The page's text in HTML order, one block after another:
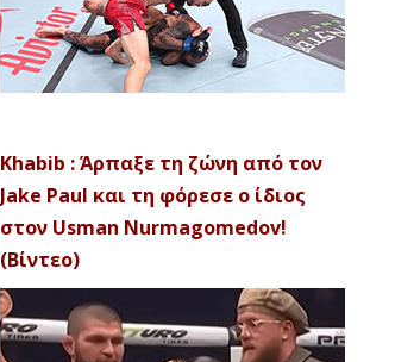
Khabib : Άρπαξε τη ζώνη από τον
Jake Paul και τη φόρεσε ο ίδιος
στον Usman Nurmagomedov!
(Βίντεο)